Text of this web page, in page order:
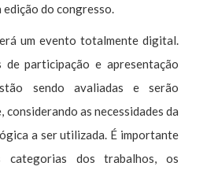
edição do congresso.
um evento totalmente digital.
de participação e apresentação
sendo avaliadas e serão
considerando as necessidades da
a ser utilizada. É importante
categorias dos trabalhos, os